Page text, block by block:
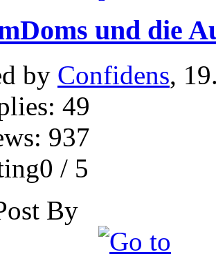
und die
by Confidens,
49
937
/ 5
By